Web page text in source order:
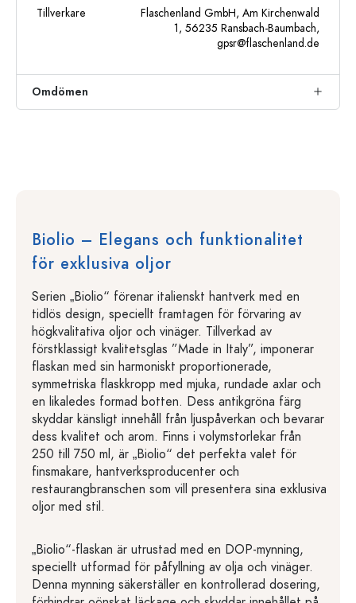
Tillverkare
Flaschenland GmbH, Am Kirchenwald
1, 56235 Ransbach-Baumbach,
gpsr@flaschenland.de
Omdömen
Biolio – Elegans och funktionalitet
för exklusiva oljor
Serien „Biolio“ förenar italienskt hantverk med en
tidlös design, speciellt framtagen för förvaring av
högkvalitativa oljor och vinäger. Tillverkad av
förstklassigt kvalitetsglas ”Made in Italy”, imponerar
flaskan med sin harmoniskt proportionerade,
symmetriska flaskkropp med mjuka, rundade axlar och
en likaledes formad botten. Dess antikgröna färg
skyddar känsligt innehåll från ljuspåverkan och bevarar
dess kvalitet och arom. Finns i volymstorlekar från
250 till 750 ml, är „Biolio“ det perfekta valet för
finsmakare, hantverksproducenter och
restaurangbranschen som vill presentera sina exklusiva
oljor med stil.
„Biolio“-flaskan är utrustad med en DOP-mynning,
speciellt utformad för påfyllning av olja och vinäger.
Denna mynning säkerställer en kontrollerad dosering,